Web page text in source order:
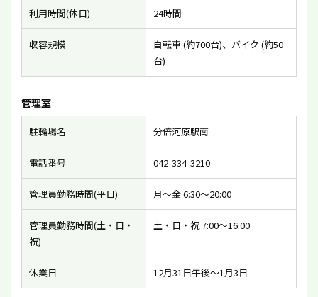
利用時間(休日) 24時間
収容規模
自転車 (約700台)、バイク (約50
台)
管理室
駐輪場名 分倍河原駅南
電話番号 042-334-3210
管理員勤務時間(平日) 月〜金 6:30〜20:00
管理員勤務時間(土・日・
祝)
土・日・祝 7:00〜16:00
休業日 12月31日午後〜1月3日